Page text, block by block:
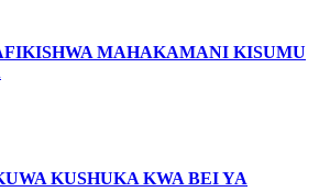
MAHAKAMANI KISUMU
KUSHUKA KWA BEI YA